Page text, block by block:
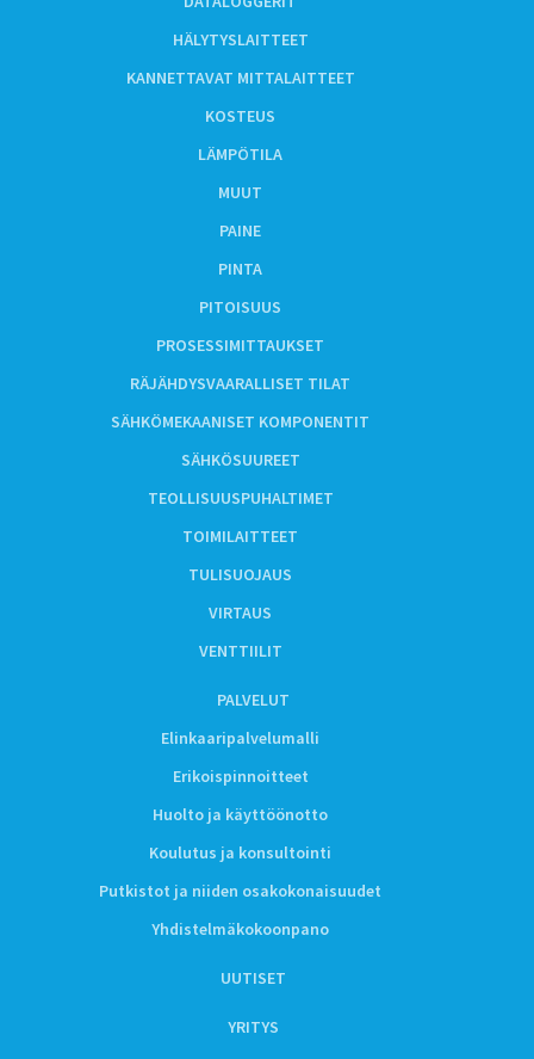
HÄLYTYSLAITTEET
KANNETTAVAT MITTALAITTEET
KOSTEUS
LÄMPÖTILA
MUUT
PAINE
PINTA
PITOISUUS
PROSESSIMITTAUKSET
RÄJÄHDYSVAARALLISET TILAT
SÄHKÖMEKAANISET KOMPONENTIT
SÄHKÖSUUREET
TEOLLISUUSPUHALTIMET
TOIMILAITTEET
TULISUOJAUS
VIRTAUS
VENTTIILIT
PALVELUT
Elinkaaripalvelumalli
Erikoispinnoitteet
Huolto ja käyttöönotto
Koulutus ja konsultointi
Putkistot ja niiden osakokonaisuudet
Yhdistelmäkokoonpano
UUTISET
YRITYS